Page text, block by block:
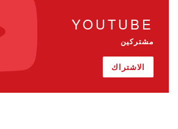
YOUTUBE
مشتركين
الاشتراك